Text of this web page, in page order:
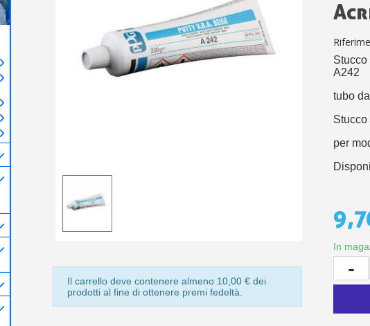
10€
Il carrello deve contenere almeno 10,00 € dei
prodotti al fine di ottenere premi fedeltà.
A242
tubo
per
In
-